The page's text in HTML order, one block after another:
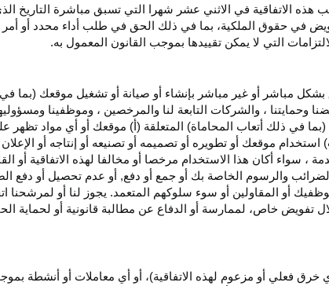
الاتفاقية في الاثني عشر شهرا التي تسبق مباشرة التاريخ
في حقوق الملكية، بما في ذلك الحق في طلب أداء محدد أو
التي لا يمكن تقييدها بموجب القانون المعمول به.
مباشر أو غير مباشر بإنشاء أو صيانة أو تشغيل موقعك (بما
وحمايتنا ، والشركات التابعة لنا والمرخصين ، وموظفينا
(بما في ذلك أتعاب المحاماة) المتعلقة (أ) موقعك أو أي مواد تظهر
موقعك أو تطويره أو تصميمه أو تصنيعه أو إنتاجه أو الإعلان
سواء أكان هذا الاستخدام مرخصا أو مخالفا لهذه الاتفاقية أو
والرسوم الخاصة بك أو جمع أو دفع, أو عدم تحصيل أو دفع
أو المقاولين أو سوء سلوكهم المتعمد. يجوز لنا أو لمرشحنا
خاص، لممارسة أو الدفاع عن مطالبة قانونية أو لحماية
خرق فعلي أو مزعوم لهذه الاتفاقية)، أو أي معاملات أو أنشطة